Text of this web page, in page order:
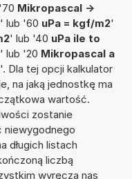
Mikropascal ->
' lub '60 uPa = kgf/m2'
' lub '40 uPa ile to
' lub '20 Mikropascal a
'. Dla tej opcji kalkulator
na jaką jednostkę ma
wartość.
zostanie
niewygodnego
długich listach
liczbą
wyręcza nas